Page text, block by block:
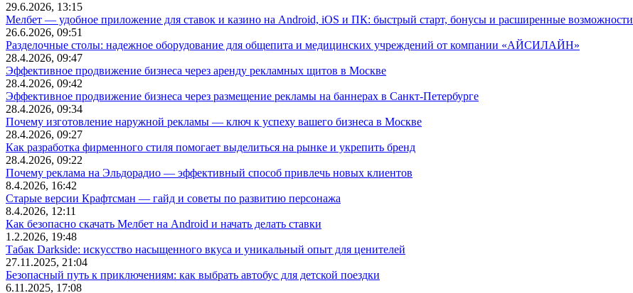
29.6.2026, 13:15
Мелбет — удобное приложение для ставок и казино на Android, iOS и ПК: быстрый старт, бонусы и расширенные возможности
26.6.2026, 09:51
Разделочные столы: надежное оборудование для общепита и медицинских учреждений от компании «АЙСИЛАЙН»
28.4.2026, 09:47
Эффективное продвижение бизнеса через аренду рекламных щитов в Москве
28.4.2026, 09:42
Эффективное продвижение бизнеса через размещение рекламы на баннерах в Санкт-Петербурге
28.4.2026, 09:34
Почему изготовление наружной рекламы — ключ к успеху вашего бизнеса в Москве
28.4.2026, 09:27
Как разработка фирменного стиля помогает выделиться на рынке и укрепить бренд
28.4.2026, 09:22
Почему реклама на Эльдорадио — эффективный способ привлечь новых клиентов
8.4.2026, 16:42
Старые версии Крафтсман — гайд и советы по развитию персонажа
8.4.2026, 12:11
Как безопасно скачать Мелбет на Android и начать делать ставки
1.2.2026, 19:48
Табак Darkside: искусство насыщенного вкуса и уникальный опыт для ценителей
27.11.2025, 21:04
Безопасный путь к приключениям: как выбрать автобус для детской поездки
6.11.2025, 17:08